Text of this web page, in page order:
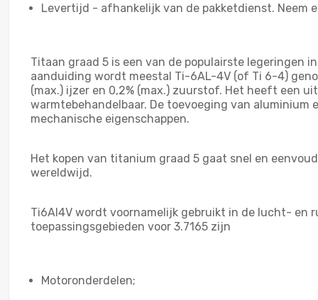
Levertijd - afhankelijk van de pakketdienst. Neem
Titaan graad 5 is een van de populairste
aanduiding wordt meestal Ti-6AL-4V (of Ti 6-4)
(max.) ijzer en 0,2% (max.) zuurstof. Het heeft een
warmtebehandelbaar. De toevoeging van
mechanische eigenschappen.
Het kopen van titanium graad 5 gaat snel en
wereldwijd.
Ti6Al4V wordt voornamelijk gebruikt in de lucht- en
toepassingsgebieden voor 3.7165 zijn
Motoronderdelen;